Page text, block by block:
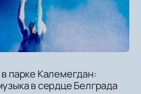
парке Калемегдан:
в сердце Белграда